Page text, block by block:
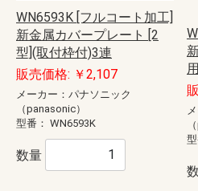
WN6593K [フルコート加工]
新金属カバープレート [2
型](取付枠付)3連
販売価格: ￥2,107
メーカー：パナソニック
（panasonic）
型番： WN6593K
数量
用
型